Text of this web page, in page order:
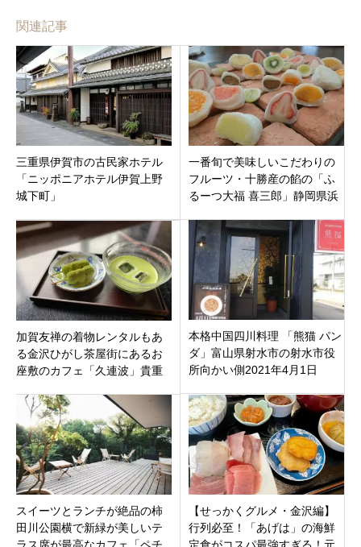
関連記事
三重県伊賀市の古民家ホテル
「ニッポニアホテル伊賀上野
城下町」
一番旬で美味しいこだわりの
フルーツ・十勝産の餡の「ふ
るーつ大福 喜三郎」静岡県浜
加賀友禅の着物レンタルもあ
る金沢ひがし茶屋街にあるお
座敷のカフェ「久連波」貴重
本格中国四川料理 「熊猫 パン
ダ」富山県射水市の射水市役
所向かい側2021年4月1日
スイーツとランチが絶品の柿
田川公園横で新緑が美しいテ
【せっかくグルメ・金沢編】
行列必至！「あげは」の海鮮